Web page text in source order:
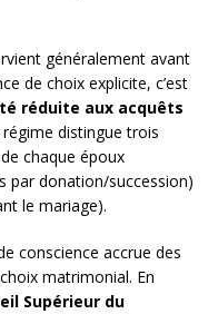
généralement avant
de choix explicite, c’est
réduite aux acquêts
distingue trois
chaque époux
par donation/succession)
le mariage).
conscience accrue des
matrimonial. En
Supérieur du